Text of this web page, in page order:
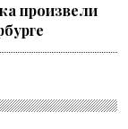
произвели